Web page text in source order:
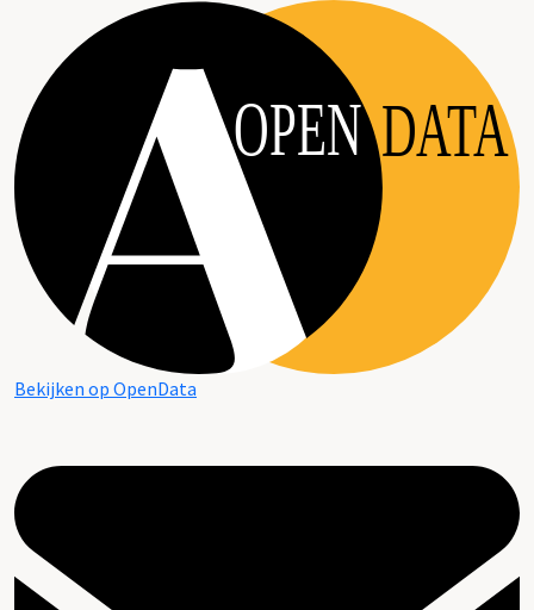
OPEN DATA
Bekijken op OpenData